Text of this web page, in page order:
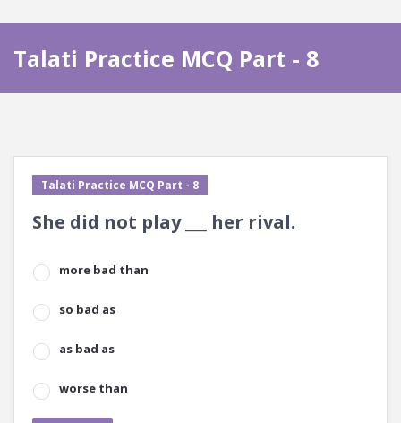
Talati Practice MCQ Part - 8
Talati Practice MCQ Part - 8
She did not play ___ her rival.
more bad than
so bad as
as bad as
worse than